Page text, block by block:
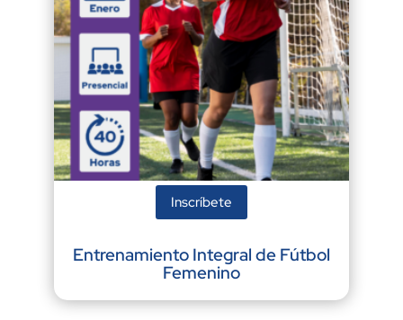
Inscríbete
Entrenamiento Integral de Fútbol
Femenino